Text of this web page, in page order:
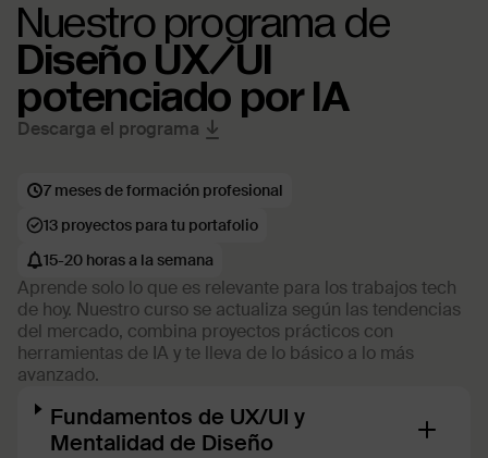
Nuestro programa de
Diseño UX/UI
potenciado por IA
Descarga el programa
Aprende solo lo que es relevante para los trabajos tech
de hoy. Nuestro curso se actualiza según las tendencias
del mercado, combina proyectos prácticos con
herramientas de IA y te lleva de lo básico a lo más
avanzado.
7 meses de formación profesional
13 proyectos para tu portafolio
15-20 horas a la semana
Fundamentos de UX/UI y
Mentalidad de Diseño